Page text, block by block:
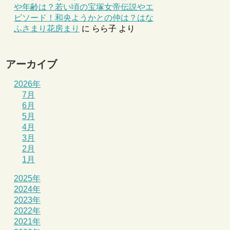
や年齢は？若い頃の宝塚女帝伝説やエ
ピソード！和央ようかとの仲は？はな
ふさまり花房まり に らら子 より
アーカイブ
2026年
7月
6月
5月
4月
3月
2月
1月
2025年
2024年
2023年
2022年
2021年